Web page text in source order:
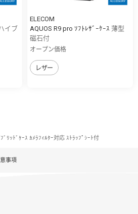
イブ
ELECOM
AQUOS R9 pro ｿﾌﾄﾚｻﾞｰｹｰｽ 薄型
磁石付
オープン価格
レザー
ﾌﾞﾘｯﾄﾞｹｰｽ ｶﾒﾗﾌｨﾙﾀｰ対応 ｽﾄﾗｯﾌﾟｼｰﾄ付
事項